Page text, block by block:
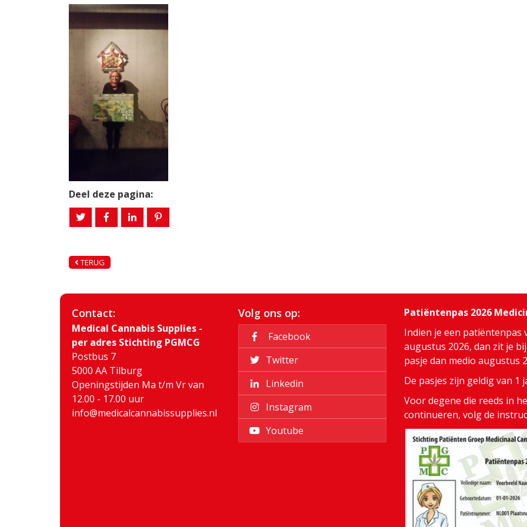
Deel deze pagina:
TERUG
Contact:
Medical Cannabis Supplies -
per adres Stichting PGMCG
Postbus 7
5000 AA Tilburg
Openingstijden Ma t/m Vr van
12.00 - 17.00 uur
info@medicalcannabissupplies.nl
Volg ons op:
Facebook
Twitter
Linkedin
Instagram
Youtube
Patiëntenpas 2026
Indien je een patiëntenpas
augustus 2026, dan zit je
pasje dan medio augustus
De pasjes zijn geldig van 1
Voor degene die reeds in
continueren, volg de